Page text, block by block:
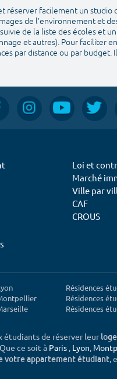
réserver facilement un
de l’environnement et
de la liste des écoles et
et autres). Pour faciliter
par distance ou par
Loi et
Marché
Ville par
CAF
CROUS
Résidences
Résidences
Résidences
étudiants de réserver leur
ce soit à Paris , Lyon,
votre appartement étudiant,